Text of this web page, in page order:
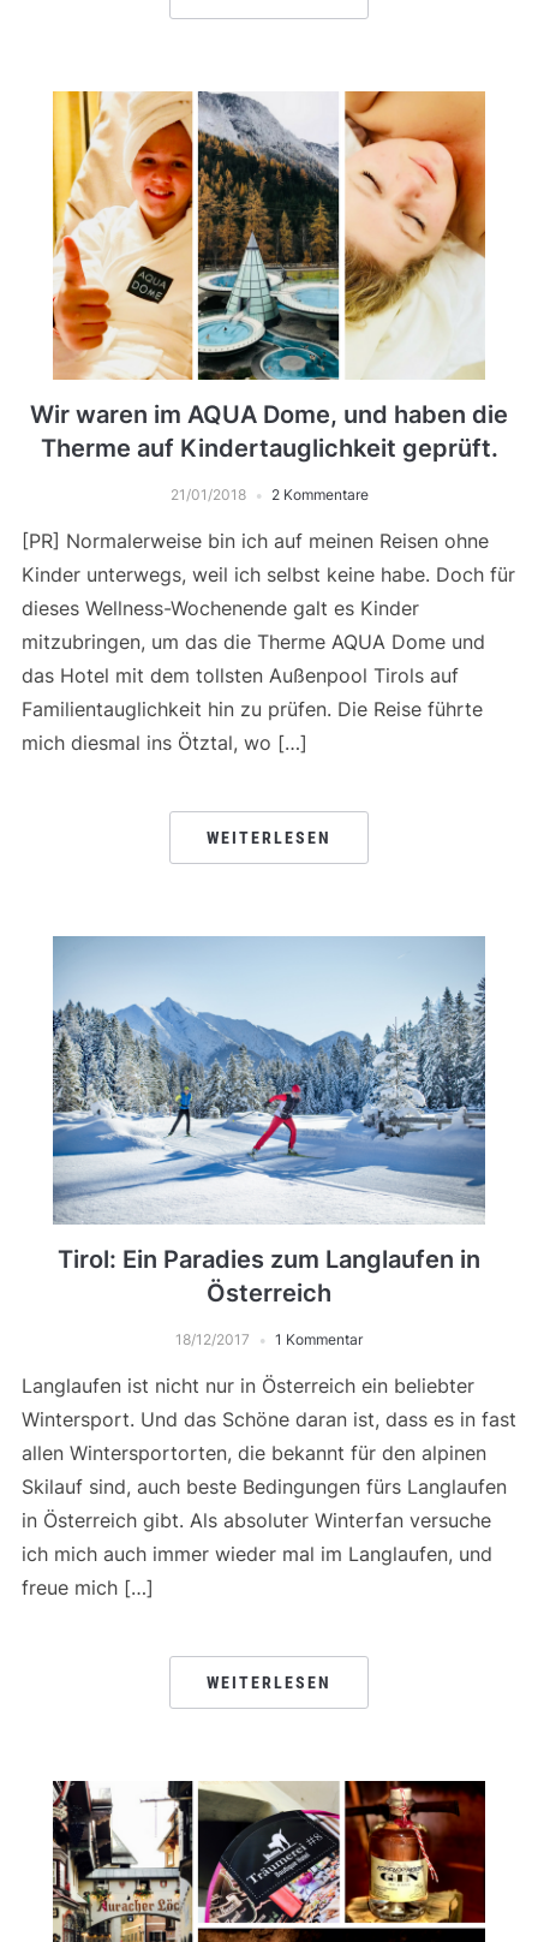
Wir waren im AQUA Dome, und haben die
Therme auf Kindertauglichkeit geprüft.
21/01/2018 2 Kommentare
[PR] Normalerweise bin ich auf meinen Reisen ohne
Kinder unterwegs, weil ich selbst keine habe. Doch für
dieses Wellness-Wochenende galt es Kinder
mitzubringen, um das die Therme AQUA Dome und
das Hotel mit dem tollsten Außenpool Tirols auf
Familientauglichkeit hin zu prüfen. Die Reise führte
mich diesmal ins Ötztal, wo […]
WEITERLESEN
Tirol: Ein Paradies zum Langlaufen in
Österreich
18/12/2017 1 Kommentar
Langlaufen ist nicht nur in Österreich ein beliebter
Wintersport. Und das Schöne daran ist, dass es in fast
allen Wintersportorten, die bekannt für den alpinen
Skilauf sind, auch beste Bedingungen fürs Langlaufen
in Österreich gibt. Als absoluter Winterfan versuche
ich mich auch immer wieder mal im Langlaufen, und
freue mich […]
WEITERLESEN